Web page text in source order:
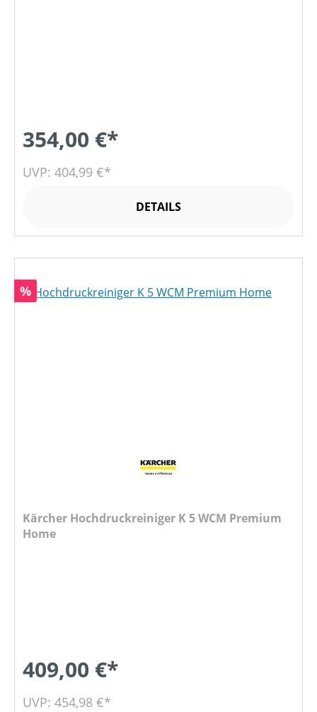
354,00 €*
UVP: 404,99 €*
DETAILS
Rabatt
%
Kärcher Hochdruckreiniger K 5 WCM Premium
Home
409,00 €*
UVP: 454,98 €*